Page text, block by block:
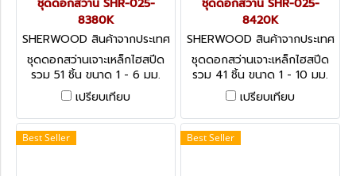
ชุดดอกสว่าน SHR-025-
8380K
SHERWOOD สินค้าจากประเทศ
อังกฤษ-1
ชุดดอกสว่านเจาะเหล็กไฮสปีด
รวม 51 ชิ้น ขนาด 1 - 6 มม.
HSS Ground Flute Jobber
Drill Set, Metric - 51 Pieces
เปรียบเทียบ
ชุดดอกสว่าน SHR-025-
8420K
SHERWOOD สินค้าจากประเทศ
อังกฤษ-1
ชุดดอกสว่านเจาะเหล็กไฮสปีด
รวม 41 ชิ้น ขนาด 1 - 10 มม.
HSS Ground Flute Jobber
Drill Set, Metric - 41 Pieces
เปรียบเทียบ
Best Seller Best Seller